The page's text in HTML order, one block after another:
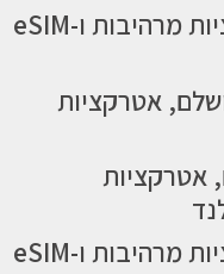
גטבורג: נופש מושלם, אטרקציות מרהיבות ו-eSIM
אטרקציות
אטרקציות
אוטילה: נופש מושלם, אטרקציות מרהיבות ו-eSIM